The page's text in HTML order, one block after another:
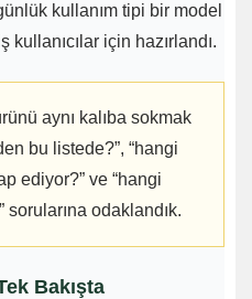
kullanım tipi bir model
için hazırlandı.
aynı kalıba sokmak
bu listede?”, “hangi
ediyor?” ve “hangi
sorularına odaklandık.
Bakışta